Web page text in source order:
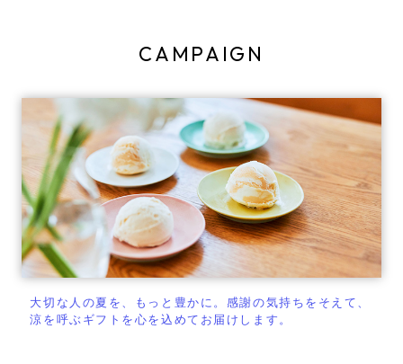
CAMPAIGN
大切な人の夏を、もっと豊かに。 感謝の気持ちをそえて、
涼を呼ぶギフトを心を込めてお届けします。